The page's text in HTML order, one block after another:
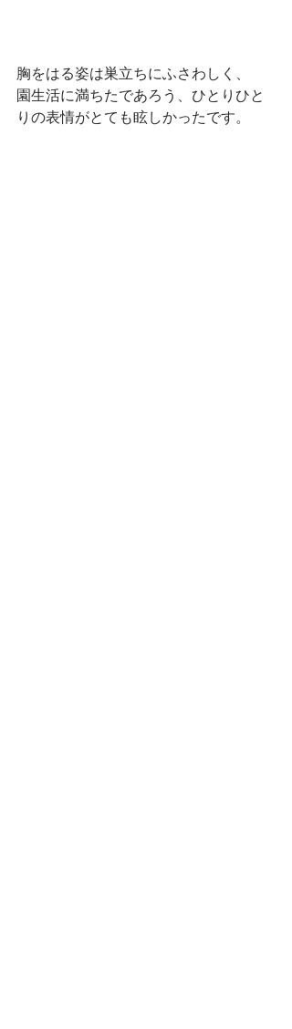
胸をはる姿は巣立ちにふさわしく、
園生活に満ちたであろう、ひとりひと
りの表情がとても眩しかったです。